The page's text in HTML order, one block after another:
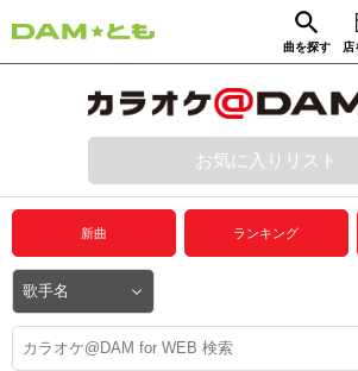
曲を探す 店
動画からさがす
ログイン
プレミアムサービス
DAM★とも動画
DAM★とも録音
お気に入りリスト
新曲 ランキング